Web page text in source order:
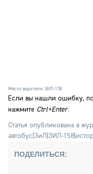
Место водителя ЗИЛ-158
Если вы нашли ошибку,
нажмите Ctrl+Enter.
Статья опубликована в
автобус ЗиЛ ЗИЛ-158
ПОДЕЛИТЬСЯ: